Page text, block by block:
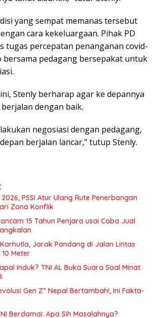
yang sempat memanas tersebut
cara kekeluargaan. Pihak PD
tugas percepatan penanganan covid-
bersama pedagang bersepakat untuk
Stenly berharap agar ke depannya
dengan baik.
negosiasi dengan pedagang,
berjalan lancar,” tutup Stenly.
PSSI Atur Ulang Rute Penerbangan
Zona Konflik
15 Tahun Penjara usai Coba Jual
Jarak Pandang di Jalan Lintas
Meter
Induk? TNI AL Buka Suara Soal Minat
Gen Z” Nepal Bertambah!, Ini Fakta-
Berdamai: Apa Sih Masalahnya?